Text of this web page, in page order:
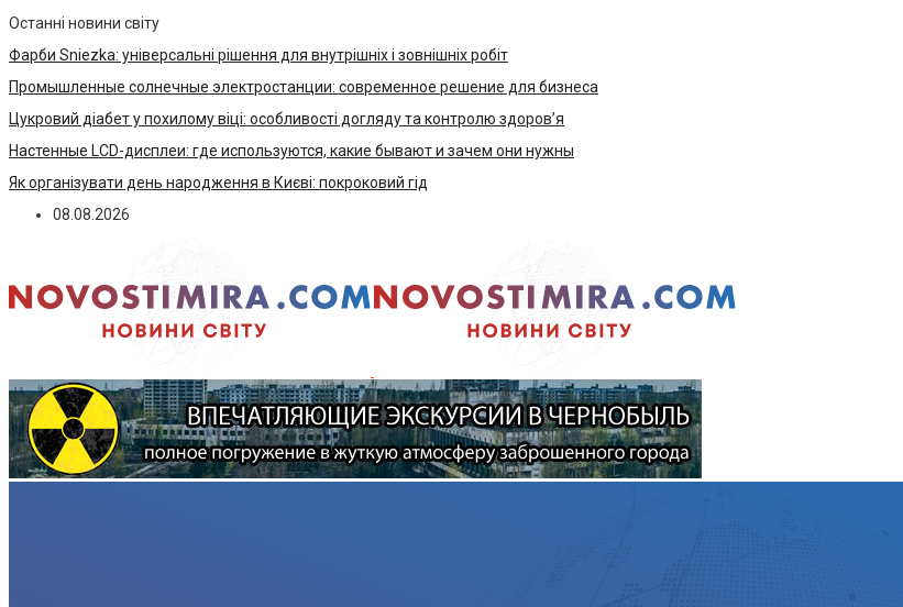
Останні новини світу
Фарби Sniezka: універсальні рішення для внутрішніх і зовнішніх робіт
Промышленные солнечные электростанции: современное решение для бизнеса
Цукровий діабет у похилому віці: особливості догляду та контролю здоров’я
Настенные LCD-дисплеи: где используются, какие бывают и зачем они нужны
Як організувати день народження в Києві: покроковий гід
08.08.2026